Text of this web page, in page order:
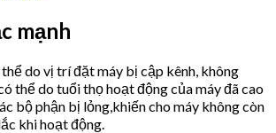
mạnh
do vị trí đặt máy bị cập kênh, không
thể do tuổi thọ hoạt động của máy đã cao
bộ phận bị lỏng,khiến cho máy không còn
khi hoạt động.